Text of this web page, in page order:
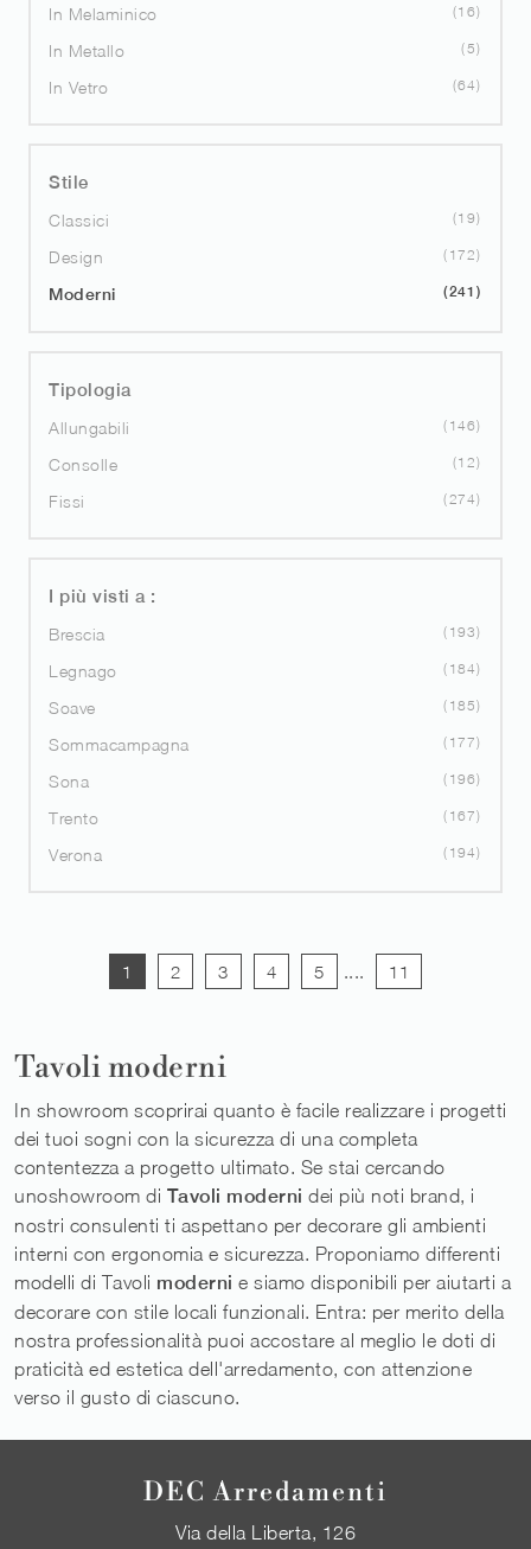
In Melaminico 16
In Metallo 5
In Vetro 64
Stile
Classici
19
Design 172
Moderni 241
Tipologia
Allungabili
146
Consolle 12
Fissi 274
I più visti a :
Brescia
193
Legnago 184
Soave 185
Sommacampagna 177
Sona 196
Trento 167
Verona 194
1 2 3 4 5 .... 11
Tavoli moderni
In showroom scoprirai quanto è facile realizzare i progetti
dei tuoi sogni con la sicurezza di una completa
contentezza a progetto ultimato. Se stai cercando
unoshowroom di Tavoli moderni dei più noti brand, i
nostri consulenti ti aspettano per decorare gli ambienti
interni con ergonomia e sicurezza. Proponiamo differenti
modelli di Tavoli moderni e siamo disponibili per aiutarti a
decorare con stile locali funzionali. Entra: per merito della
nostra professionalità puoi accostare al meglio le doti di
praticità ed estetica dell'arredamento, con attenzione
verso il gusto di ciascuno.
DEC Arredamenti
Via della Liberta, 126